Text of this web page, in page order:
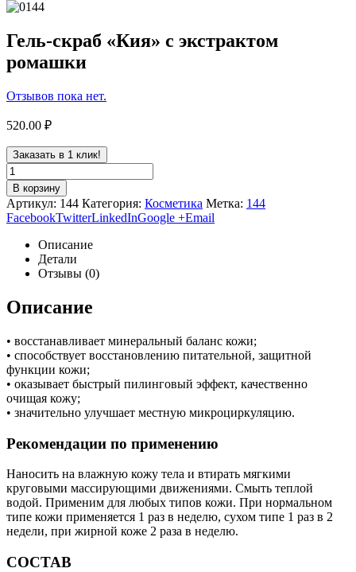
Гель-скраб «Кия» с экстрактом
ромашки
Отзывов пока нет.
520.00 ₽
Заказать в 1 клик!
В корзину
Артикул: 144 Категория: Косметика Метка: 144
FacebookTwitterLinkedInGoogle +Email
Описание
Детали
Отзывы (0)
Описание
• восстанавливает минеральный баланс кожи;
• способствует восстановлению питательной, защитной
функции кожи;
• оказывает быстрый пилинговый эффект, качественно
очищая кожу;
• значительно улучшает местную микроциркуляцию.
Рекомендации по применению
Наносить на влажную кожу тела и втирать мягкими
круговыми массирующими движениями. Смыть теплой
водой. Применим для любых типов кожи. При нормальном
типе кожи применяется 1 раз в неделю, сухом типе 1 раз в 2
недели, при жирной коже 2 раза в неделю.
СОСТАВ